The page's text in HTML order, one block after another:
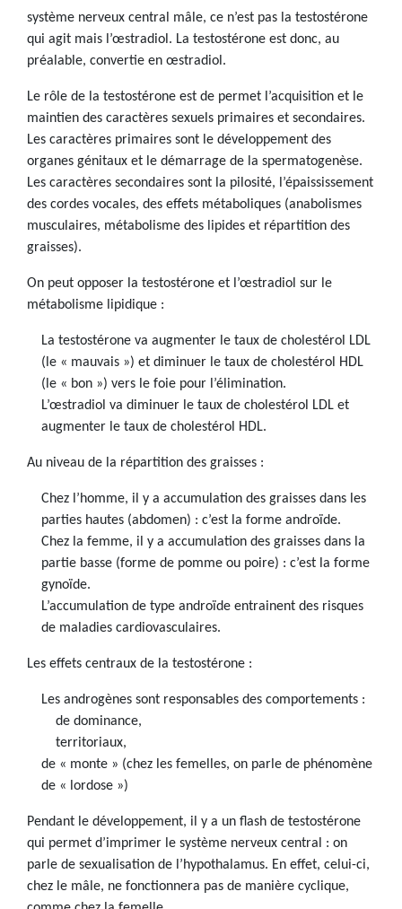
système nerveux central mâle, ce n’est pas la testostérone
qui agit mais l’œstradiol. La testostérone est donc, au
préalable, convertie en œstradiol.
Le rôle de la testostérone est de permet l’acquisition et le
maintien des caractères sexuels primaires et secondaires.
Les caractères primaires sont le développement des
organes génitaux et le démarrage de la spermatogenèse.
Les caractères secondaires sont la pilosité, l’épaississement
des cordes vocales, des effets métaboliques (anabolismes
musculaires, métabolisme des lipides et répartition des
graisses).
On peut opposer la testostérone et l’œstradiol sur le
métabolisme lipidique :
La testostérone va augmenter le taux de cholestérol LDL
(le « mauvais ») et diminuer le taux de cholestérol HDL
(le « bon ») vers le foie pour l’élimination.
L’œstradiol va diminuer le taux de cholestérol LDL et
augmenter le taux de cholestérol HDL.
Au niveau de la répartition des graisses :
Chez l’homme, il y a accumulation des graisses dans les
parties hautes (abdomen) : c’est la forme androïde.
Chez la femme, il y a accumulation des graisses dans la
partie basse (forme de pomme ou poire) : c’est la forme
gynoïde.
L’accumulation de type androïde entrainent des risques
de maladies cardiovasculaires.
Les effets centraux de la testostérone :
Les androgènes sont responsables des comportements :
de dominance,
territoriaux,
de « monte » (chez les femelles, on parle de phénomène
de « lordose »)
Pendant le développement, il y a un flash de testostérone
qui permet d’imprimer le système nerveux central : on
parle de sexualisation de l’hypothalamus. En effet, celui-ci,
chez le mâle, ne fonctionnera pas de manière cyclique,